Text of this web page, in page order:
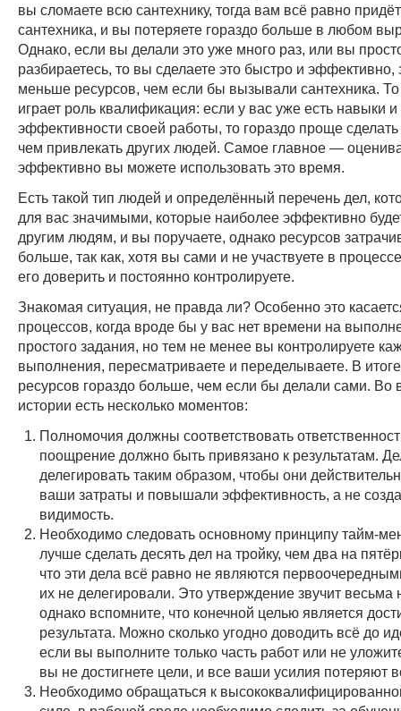
вы сломаете всю сантехнику, тогда вам всё равно
сантехника, и вы потеряете гораздо больше в любом
Однако, если вы делали это уже много раз, или вы
разбираетесь, то вы сделаете это быстро и эффективно,
меньше ресурсов, чем если бы вызывали сантехника. То
играет роль квалификация: если у вас уже есть навыки
эффективности своей работы, то гораздо проще
чем привлекать других людей. Самое главное —
эффективно вы можете использовать это время.
Есть такой тип людей и определённый перечень дел,
для вас значимыми, которые наиболее эффективно
другим людям, и вы поручаете, однако ресурсов
больше, так как, хотя вы сами и не участвуете в
его доверить и постоянно контролируете.
Знакомая ситуация, не правда ли? Особенно это
процессов, когда вроде бы у вас нет времени на
простого задания, но тем не менее вы контролируете
выполнения, пересматриваете и переделываете. В
ресурсов гораздо больше, чем если бы делали сами. Во
истории есть несколько моментов:
Полномочия должны соответствовать
поощрение должно быть привязано к результатам.
делегировать таким образом, чтобы они
ваши затраты и повышали эффективность, а не
видимость.
Необходимо следовать основному принципу тайм-
лучше сделать десять дел на тройку, чем два на
что эти дела всё равно не являются
их не делегировали. Это утверждение звучит весьма
однако вспомните, что конечной целью является
результата. Можно сколько угодно доводить всё до
если вы выполните только часть работ или не
вы не достигнете цели, и все ваши усилия потеряют
Необходимо обращаться к